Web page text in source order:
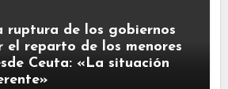
ruptura de los gobiernos
el reparto de los menores
Ceuta: «La situación